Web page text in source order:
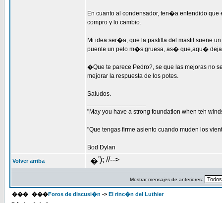
En cuanto al condensador, ten�a entendido que
compro y lo cambio.
Mi idea ser�a, que la pastilla del mastil suene
puente un pelo m�s gruesa, as� que,aqu�
�Que te parece Pedro?, se que las mejoras no
mejorar la respuesta de los potes.
Saludos.
"May you have a strong foundation when teh
"Que tengas firme asiento cuando muden los
Bod Dylan
Volver arriba �'); //-->
Mostrar mensajes de anteriores:
��� ���Foros de discusi�n -> El rinc�n del Luthier